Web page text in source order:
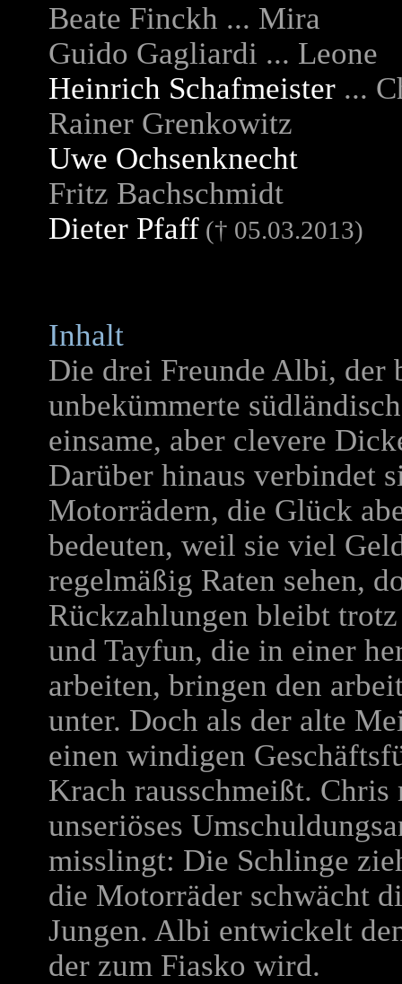
Beate Finckh ... Mira
Guido Gagliardi ... Leone
Heinrich Schafmeister ...
Rainer Grenkowitz
Uwe Ochsenknecht
Fritz Bachschmidt
Dieter Pfaff († 05.03.2013)
Inhalt
Die drei Freunde Albi, der
unbekümmerte
einsame, aber clevere
Darüber hinaus verbindet
Motorrädern, die Glück
bedeuten, weil sie viel
regelmäßig Raten sehen,
Rückzahlungen bleibt
und Tayfun, die in einer
arbeiten, bringen den
unter. Doch als der alte
einen windigen
Krach rausschmeißt. Chris
unseriöses
misslingt: Die Schlinge
die Motorräder schwächt
Jungen. Albi entwickelt
der zum Fiasko wird.